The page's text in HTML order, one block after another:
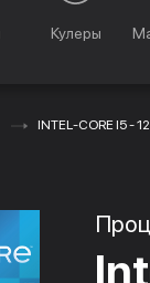
Кулеры
INTEL-CORE I5 -